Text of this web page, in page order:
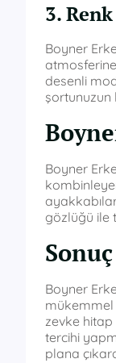
3.
Boyner
desenli
şortunuzun
Boyner
gözlüğü ile
Sonuç
Boyner
mükemmel
zevke
tercihi
plana